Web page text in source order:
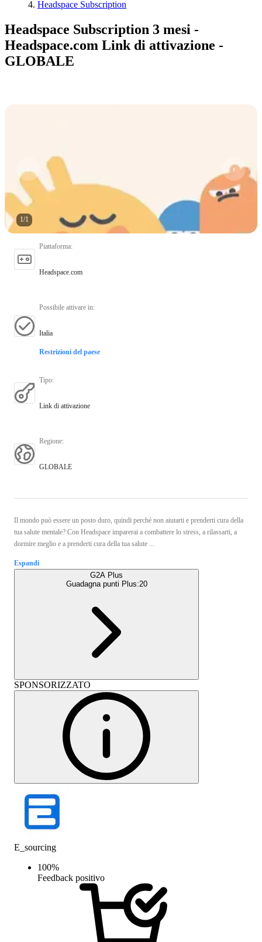
Headspace Subscription
Headspace Subscription 3 mesi -
Headspace.com Link di attivazione -
GLOBALE
1/1
Piattaforma:
Headspace.com
Possibile attivare in:
Italia
Restrizioni del paese
Tipo:
Link di attivazione
Regione:
GLOBALE
Il mondo può essere un posto duro, quindi perché non aiutarti e prenderti cura della
tua salute mentale? Con Headspace imparerai a combattere lo stress, a rilassarti, a
dormire meglio e a prenderti cura della tua salute ...
Espandi
G2A Plus
Guadagna punti Plus:20
SPONSORIZZATO
E_sourcing
100%
Feedback positivo